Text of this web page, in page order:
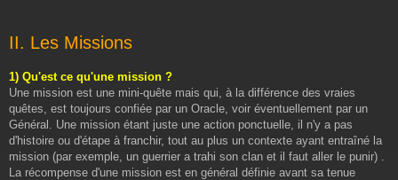
II. Les Missions
1) Qu'est ce qu'une mission ?
Une mission est une mini-quête mais qui, à la différence des vraies
quêtes, est toujours confiée par un Oracle, voir éventuellement par un
Général. Une mission étant juste une action ponctuelle, il n'y a pas
d'histoire ou d'étape à franchir, tout au plus un contexte ayant entraîné la
mission (par exemple, un guerrier a trahi son clan et il faut aller le punir) .
La récompense d'une mission est en général définie avant sa tenue